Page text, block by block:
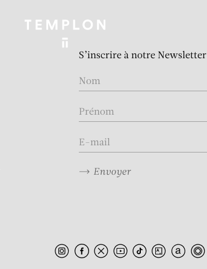
S’inscrire à notre Newsletter
Envoyer